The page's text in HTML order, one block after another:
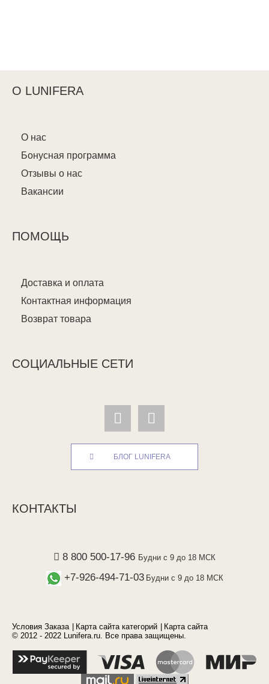
О LUNIFERA
О нас
Бонусная программа
Отзывы о нас
Вакансии
ПОМОЩЬ
Доставка и оплата
Контактная информация
Возврат товара
СОЦИАЛЬНЫЕ СЕТИ
БЛОГ LUNIFERA
КОНТАКТЫ
8 800 500-17-96 Будни с 9 до 18 МСК
+7-926-494-71-03 Будни с 9 до 18 МСК
Условия Заказа Карта сайта категорий
Карта сайта
© 2012 - 2022 Lunifera.ru. Все права защищены.